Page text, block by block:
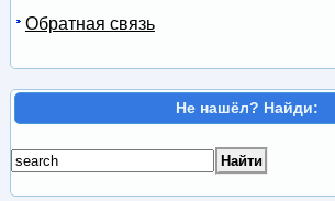
Обратная связь
Не нашёл? Найди: